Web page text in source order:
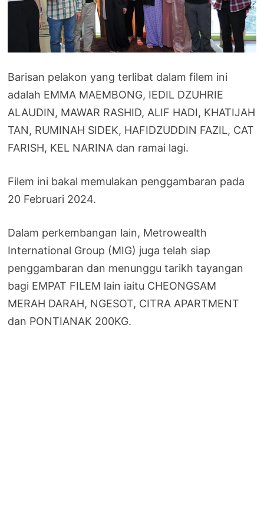
Barisan pelakon yang terlibat dalam filem ini
adalah EMMA MAEMBONG, IEDIL DZUHRIE
ALAUDIN, MAWAR RASHID, ALIF HADI, KHATIJAH
TAN, RUMINAH SIDEK, HAFIDZUDDIN FAZIL, CAT
FARISH, KEL NARINA dan ramai lagi.
Filem ini bakal memulakan penggambaran pada
20 Februari 2024.
Dalam perkembangan lain, Metrowealth
International Group (MIG) juga telah siap
penggambaran dan menunggu tarikh tayangan
bagi EMPAT FILEM lain iaitu CHEONGSAM
MERAH DARAH, NGESOT, CITRA APARTMENT
dan PONTIANAK 200KG.